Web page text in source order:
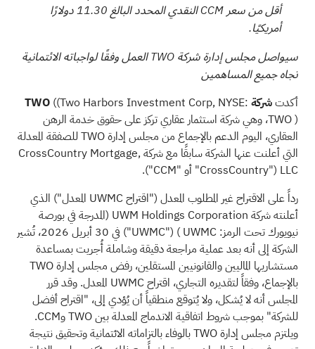
أقل من سعر CCM النقدي المحدد البالغ 11.30 دولارًا
أمريكيًا.
سيواصل مجلس إدارة شركة TWO العمل وفقًا لواجباته الائتمانية
تجاه جميع المساهمين
أكدتشركة TWO ((Two Harbors Investment Corp, NYSE:
TWO)، وهي شركة استثمار عقاري تركز على حقوق خدمة الرهن
العقاري، اليوم الدعم بالإجماع من مجلس إدارة TWO للصفقة المعدلة
التي أعلنت عنها الشركة سابقًا مع شركة CrossCountry Mortgage,
LLC ("CrossCountry" أو "CCM").
رداً على الاقتراح غير المطلوب المعدل ("اقتراح UWMC المعدل") الذي
أعلنته شركة UWM Holdings Corporation (المدرجة في بورصة
نيويورك تحت الرمز: UWMC
) ("UWMC") في 30 أبريل 2026، تُشير
الشركة إلى أنه بعد عملية مراجعة دقيقة وشاملة أُجريت بمساعدة
مستشاريها الماليين والقانونيين المستقلين، رفض مجلس إدارة TWO
بالإجماع، وفقاً لتقديره التجاري، اقتراح UWMC المعدل. وقد قرر
المجلس أنه لا يُشكل، ولا يُتوقع منطقياً أن يُؤدي إلى، "اقتراح أفضل
للشركة" بموجب شروط اتفاقية الاندماج المعدلة بين TWO وCCM.
ويلتزم مجلس إدارة TWO بالوفاء بالتزاماته الائتمانية وتحقيق نتيجة